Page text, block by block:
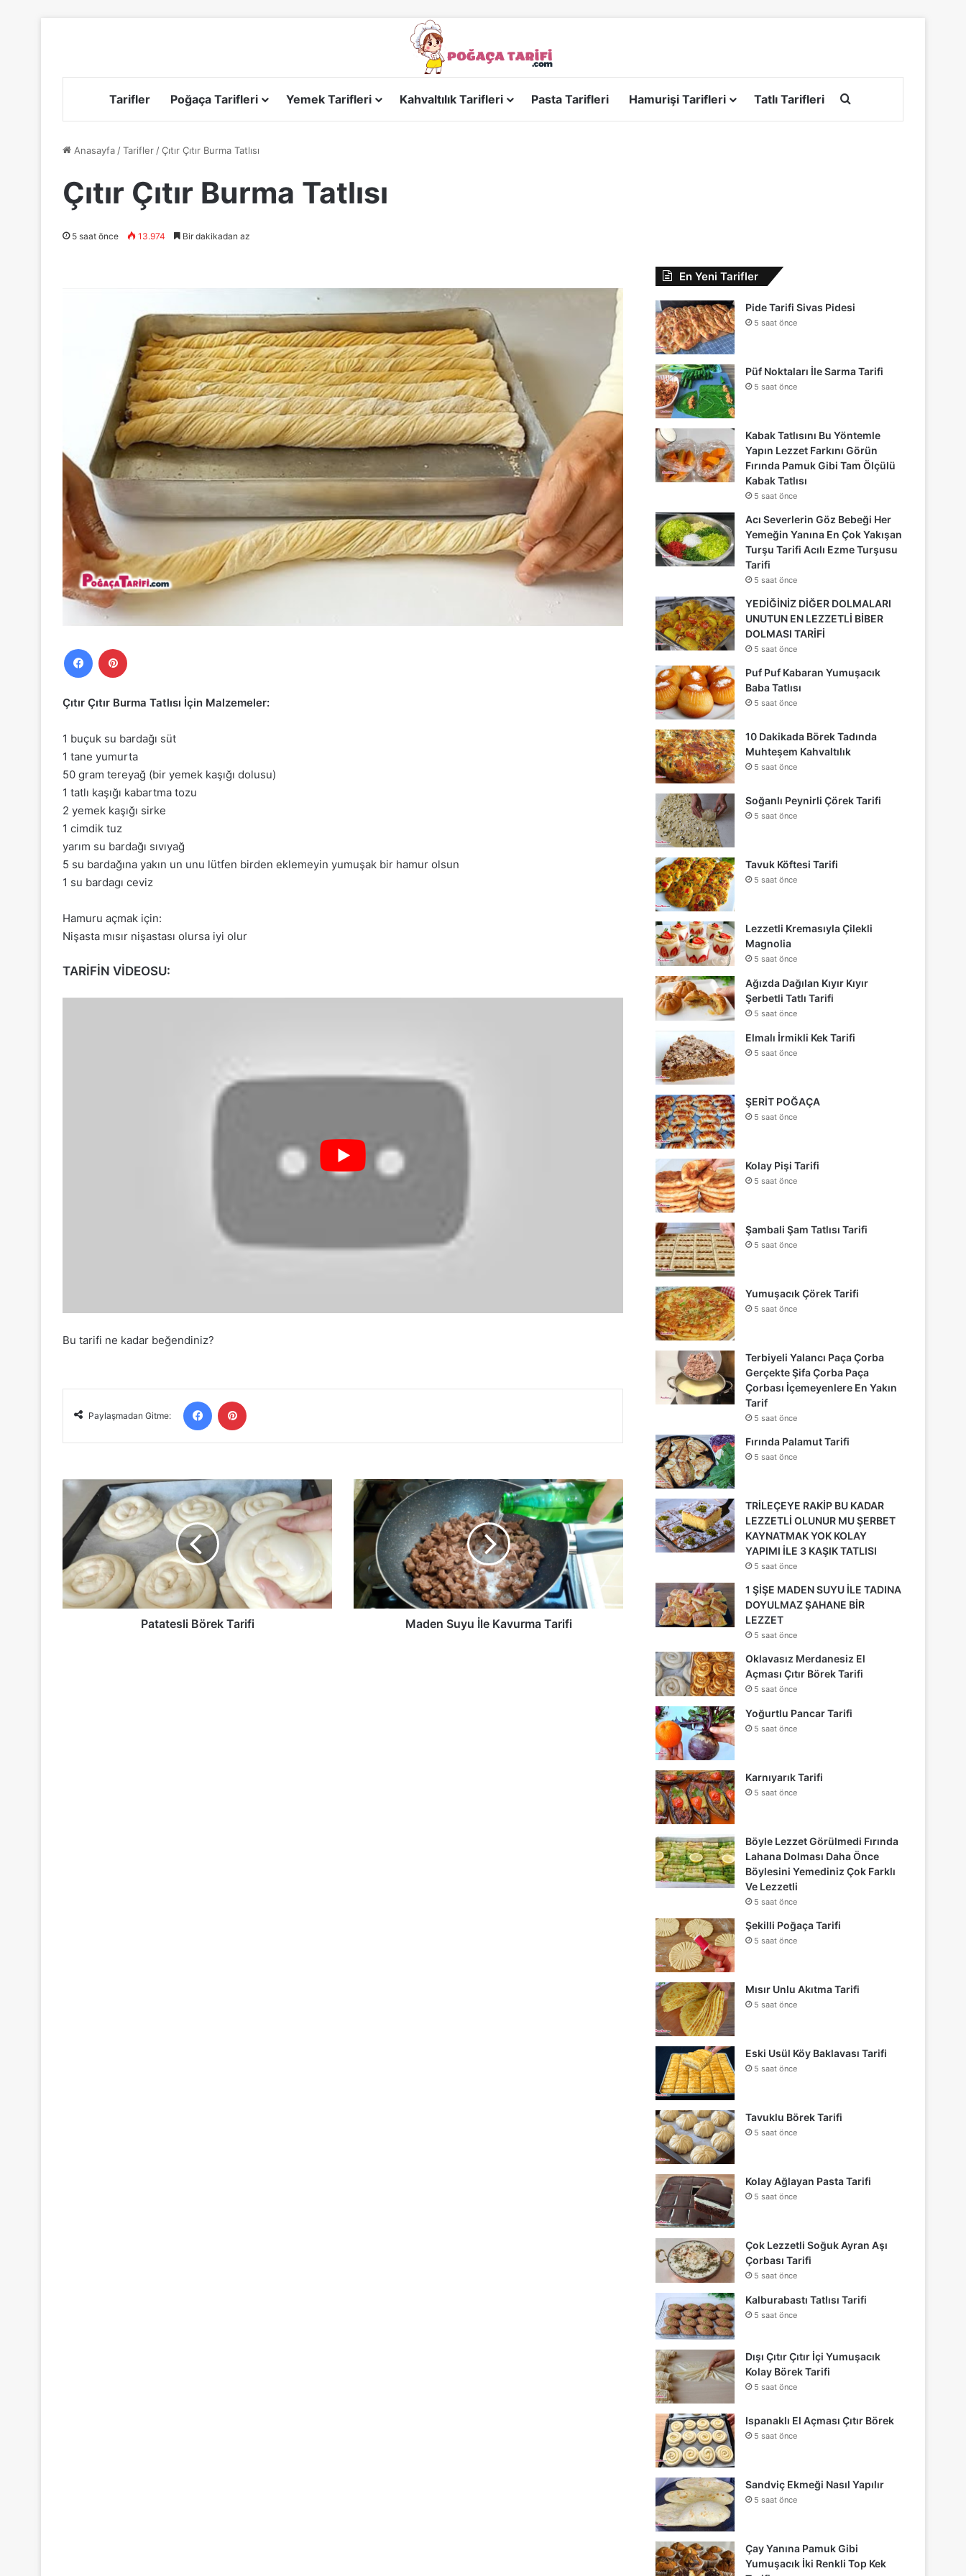
Tarifler Poğaça Tarifleri Yemek Tarifleri Kahvaltılık Tarifleri Pasta Tarifleri Hamurişi Tarifleri Tatlı Tarifleri
Anasayfa /Tarifler /Çıtır Çıtır Burma Tatlısı
Çıtır Çıtır Burma Tatlısı
5 saat önce 13.974 Bir dakikadan az
Facebook
Çıtır Çıtır Burma Tatlısı İçin Malzemeler:
1 buçuk su bardağı süt
1 tane yumurta
50 gram tereyağ (bir yemek kaşığı dolusu)
1 tatlı kaşığı kabartma tozu
2 yemek kaşığı sirke
1 cimdik tuz
yarım su bardağı sıvıyağ
5 su bardağına yakın un unu lütfen birden eklemeyin yumuşak bir hamur olsun
1 su bardagı ceviz
Hamuru açmak için:
Nişasta mısır nişastası olursa iyi olur
TARİFİN VİDEOSU:
Bu tarifi ne kadar beğendiniz?
Paylaşmadan Gitme:
Facebook
Patatesli
Tarifi
Patatesli Börek Tarifi
Maden
Suyu
İle
Kavurma
Tarifi
Maden Suyu İle Kavurma Tarifi
En Yeni Tarifler
Pide Tarifi Sivas Pidesi
5 saat önce
Püf Noktaları İle Sarma Tarifi
5 saat önce
Kabak Tatlısını Bu Yöntemle
Yapın Lezzet Farkını Görün
Fırında Pamuk Gibi Tam Ölçülü
Kabak Tatlısı
5 saat önce
Acı Severlerin Göz Bebeği Her
Yemeğin Yanına En Çok Yakışan
Turşu Tarifi Acılı Ezme Turşusu
Tarifi
5 saat önce
YEDİĞİNİZ DİĞER DOLMALARI
UNUTUN EN LEZZETLİ BİBER
DOLMASI TARİFİ
5 saat önce
Puf Puf Kabaran Yumuşacık
Baba Tatlısı
5 saat önce
10 Dakikada Börek Tadında
Muhteşem Kahvaltılık
5 saat önce
Soğanlı Peynirli Çörek Tarifi
5 saat önce
Tavuk Köftesi Tarifi
5 saat önce
Lezzetli Kremasıyla Çilekli
Magnolia
5 saat önce
Ağızda Dağılan Kıyır Kıyır
Şerbetli Tatlı Tarifi
5 saat önce
Elmalı İrmikli Kek Tarifi
5 saat önce
ŞERİT POĞAÇA
5 saat önce
Kolay Pişi Tarifi
5 saat önce
Şambali Şam Tatlısı Tarifi
5 saat önce
Yumuşacık Çörek Tarifi
5 saat önce
Terbiyeli Yalancı Paça Çorba
Gerçekte Şifa Çorba Paça
Çorbası İçemeyenlere En Yakın
Tarif
5 saat önce
Fırında Palamut Tarifi
5 saat önce
TRİLEÇEYE RAKİP BU KADAR
LEZZETLİ OLUNUR MU ŞERBET
KAYNATMAK YOK KOLAY
YAPIMI İLE 3 KAŞIK TATLISI
5 saat önce
1 ŞİŞE MADEN SUYU İLE TADINA
DOYULMAZ ŞAHANE BİR
LEZZET
5 saat önce
Oklavasız Merdanesiz El
Açması Çıtır Börek Tarifi
5 saat önce
Yoğurtlu Pancar Tarifi
5 saat önce
Karnıyarık Tarifi
5 saat önce
Böyle Lezzet Görülmedi Fırında
Lahana Dolması Daha Önce
Böylesini Yemediniz Çok Farklı
Ve Lezzetli
5 saat önce
Şekilli Poğaça Tarifi
5 saat önce
Mısır Unlu Akıtma Tarifi
5 saat önce
Eski Usül Köy Baklavası Tarifi
5 saat önce
Tavuklu Börek Tarifi
5 saat önce
Kolay Ağlayan Pasta Tarifi
5 saat önce
Çok Lezzetli Soğuk Ayran Aşı
Çorbası Tarifi
5 saat önce
Kalburabastı Tatlısı Tarifi
5 saat önce
Dışı Çıtır Çıtır İçi Yumuşacık
Kolay Börek Tarifi
5 saat önce
Ispanaklı El Açması Çıtır Börek
5 saat önce
Sandviç Ekmeği Nasıl Yapılır
5 saat önce
Çay Yanına Pamuk Gibi
Yumuşacık İki Renkli Top Kek